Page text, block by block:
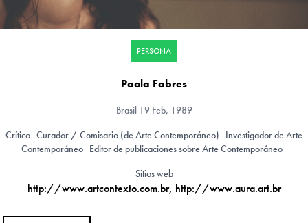
PERSONA
Paola Fabres
Brasil19 Feb, 1989
Crítico Curador / Comisario (de Arte Contemporáneo)
Investigador de Arte
Contemporáneo Editor de publicaciones sobre Arte Contemporáneo
Sitios web
http://www.artcontexto.com.br, http://www.aura.art.br